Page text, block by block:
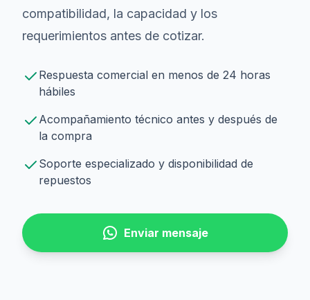
compatibilidad, la capacidad y los
requerimientos antes de cotizar.
Respuesta comercial en menos de 24 horas
hábiles
Acompañamiento técnico antes y después de
la compra
Soporte especializado y disponibilidad de
repuestos
Enviar mensaje